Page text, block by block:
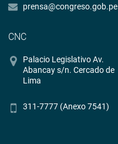
prensa@congreso.gob.pe
CNC
Palacio Legislativo Av.
Abancay s/n. Cercado de
Lima
311-7777 (Anexo 7541)